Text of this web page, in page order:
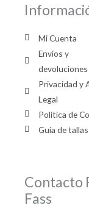
Mi Cuenta
Envíos y
devoluciones
Privacidad y
Legal
Política de
Guía de tallas
Contacto
Fass